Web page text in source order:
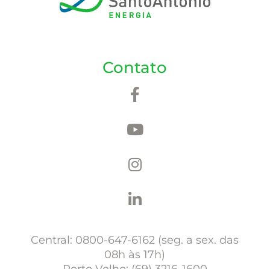
Contato
Central: 0800-647-6162 (seg. a sex. das
08h às 17h)